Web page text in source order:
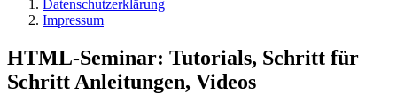
Datenschutzerklärung
Impressum
HTML-Seminar: Tutorials, Schritt für
Schritt Anleitungen, Videos